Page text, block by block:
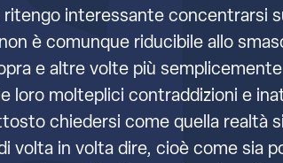
ritengo interessante concentrarsi
è comunque riducibile allo
e altre volte più
loro molteplici contraddizioni e
chiedersi come quella realtà
volta in volta dire, cioè come sia